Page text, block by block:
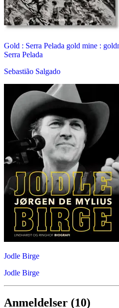
Gold : Serra Pelada gold mine :
Serra Pelada
Sebastião Salgado
Jodle Birge
Jodle Birge
Anmeldelser (10)